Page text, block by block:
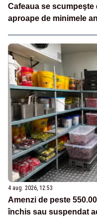
Cafeaua se
aproape de minimele
4 aug. 2026, 12:53
Amenzi de peste
închis sau suspendat